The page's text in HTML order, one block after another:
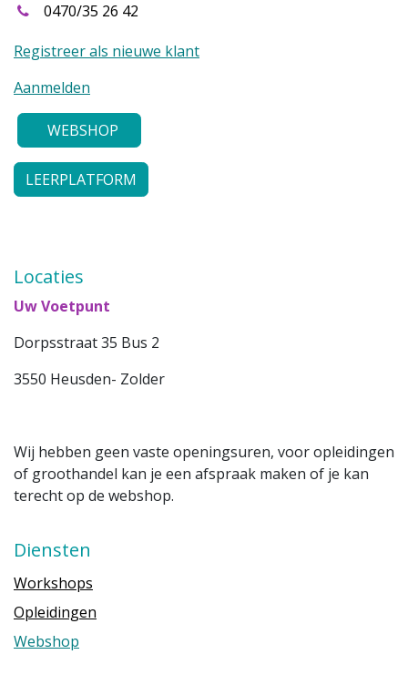
0470/35 26 42
Registreer als nieuwe klant
Aanmelden
WEBSHOP
LEERPLATFORM
Locaties
Uw Voetpunt
Dorpsstraat 35 Bus 2
3550 Heusden- Zolder
Wij hebben geen vaste openingsuren, voor opleidingen
of groothandel kan je een afspraak maken of je kan
terecht op de webshop.
Diensten
Workshops
Opleidingen
Webshop